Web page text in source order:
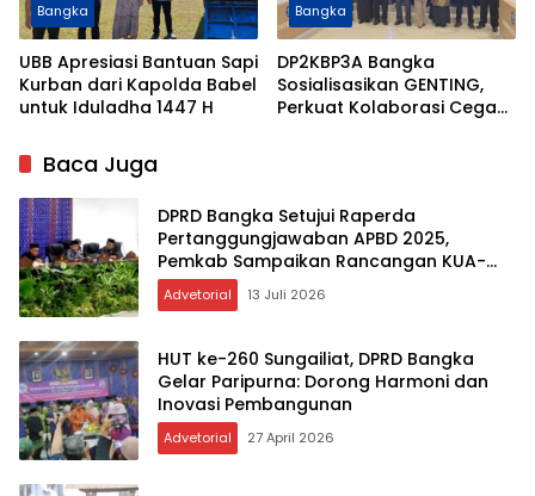
Bangka
UBB Apresiasi Bantuan Sapi
Kurban dari Kapolda Babel
untuk Iduladha 1447 H
Bangka
DP2KBP3A Bangka
Sosialisasikan GENTING,
Perkuat Kolaborasi Cegah
Baca Juga
DPRD Bangka Setujui Raperda
Pertanggungjawaban APBD 2025,
Pemkab Sampaikan Rancangan KUA-
PPAS 2027
Advetorial 13 Juli 2026
HUT ke-260 Sungailiat, DPRD Bangka
Gelar Paripurna: Dorong Harmoni dan
Inovasi Pembangunan
Advetorial 27 April 2026